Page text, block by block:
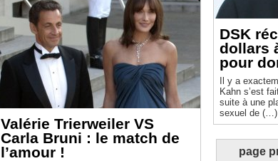
Valérie Trierweiler VS
Carla Bruni : le match de
l’amour !
DSK
dollars
pour
Il y a
Kahn s’est
suite à une
sexuel de (…)
page